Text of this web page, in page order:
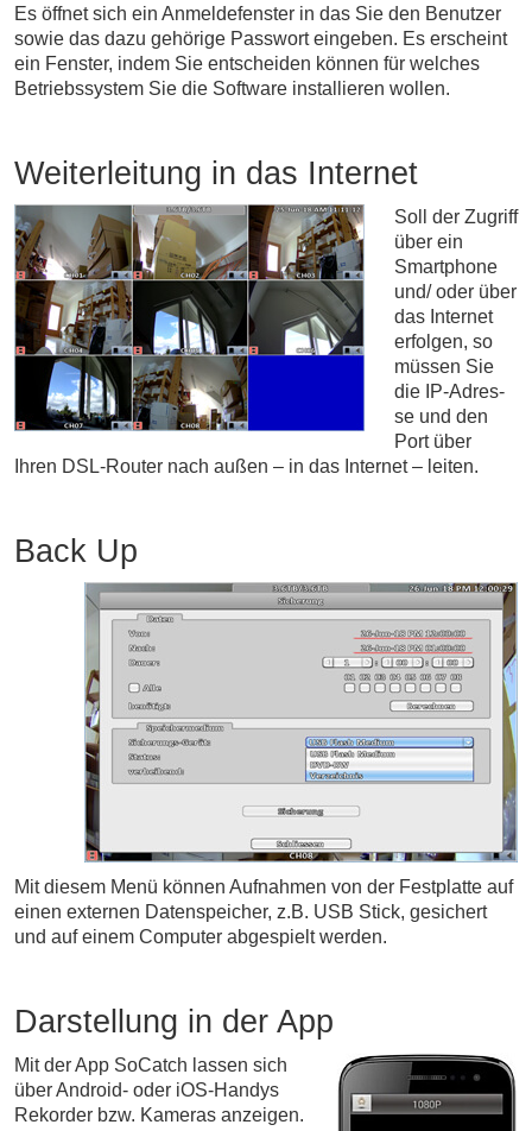
Es öffnet sich ein An­mel­de­fen­ster in das Sie den Benutzer
sowie das dazu gehörige Passwort eingeben. Es erscheint
ein Fen­ster, indem Sie ent­schei­den können für welches
Betriebs­system Sie die Soft­ware installieren wollen.
Weiterleitung in das Internet
Soll der Zug­riff
über ein
Smart­phone
und/ oder über
das In­ter­net
er­fol­gen, so
müs­sen Sie
die IP-Adres­
se und den
Port über
Ihren DSL-Router nach außen – in das In­ter­net – leiten.
Back Up
Mit diesem Me­nü kön­nen Auf­nah­men von der Fest­plat­te auf
einen ex­ter­nen Da­ten­spei­cher, z.B. USB Stick, ge­sichert
und auf einem Com­puter ab­ge­spielt werden.
Darstellung in der App
Mit der App SoCatch lassen sich
über Android- oder iOS-Handys
Rekorder bzw. Kameras anzeigen.